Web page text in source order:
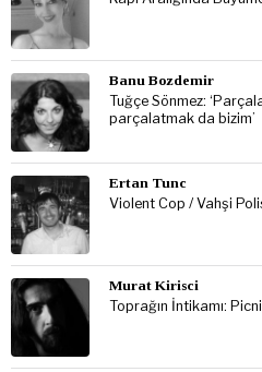
Banu Bozdemir
Tuğçe Sönmez:
parçalatmak da bizim’
Ertan Tunc
Violent Cop / Vahşi
Murat Kirisci
Toprağın İntikamı: